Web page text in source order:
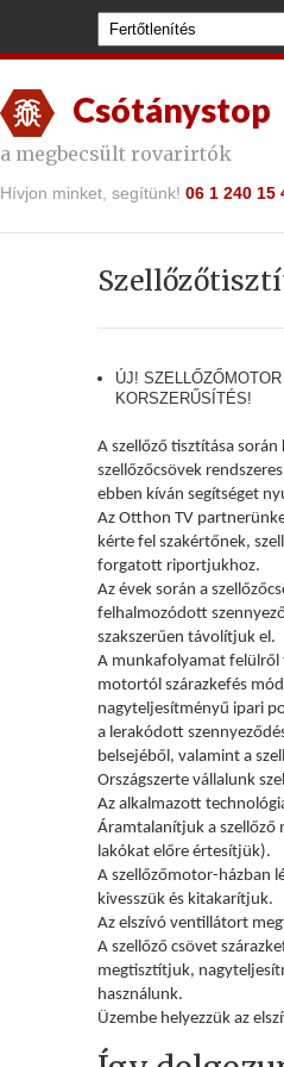
Csótánystop
a megbecsült rovarirtók
Hívjon minket, segítünk! 06 1 240 15
ÚJ!
KORSZERŰSÍTÉS!
A szellőző tisztításasorán
szellőzőcsövek
ebben kíván segítséget
Az Otthon TV partner
kérte fel szakértőnek,
forgatott riportjukhoz.
Az évek során a
felhalmozódott
szakszerűen távolítjuk el.
A munkafolyamat felülről
motortól szárazkefés
nagyteljesítményű ipari
a lerakódott
belsejéből, valamint a
Országszerte vállalunk
Az alkalmazott technol
Áramtalanítjuk a szellőző
lakókat előre értesítjük).
A szellőzőmotor-házban
kivesszük és kitakarítjuk.
Az elszívó ventillátort
A szellőző csövet
megtisztítjuk,
használunk.
Üzembe helyezzük az